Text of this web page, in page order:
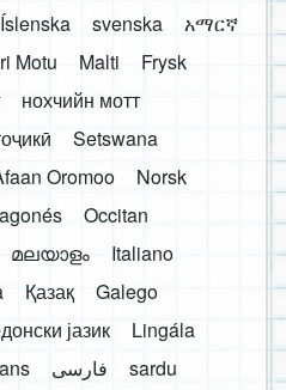
Íslenska svenska
አማርኛ
Motu Malti
Frysk
нохчийн мотт
Setswana
Oromoo
Norsk
Occitan
മലയാളം
Italiano
Қазақ
Galego
јазик
Lingála
فارسی
sardu